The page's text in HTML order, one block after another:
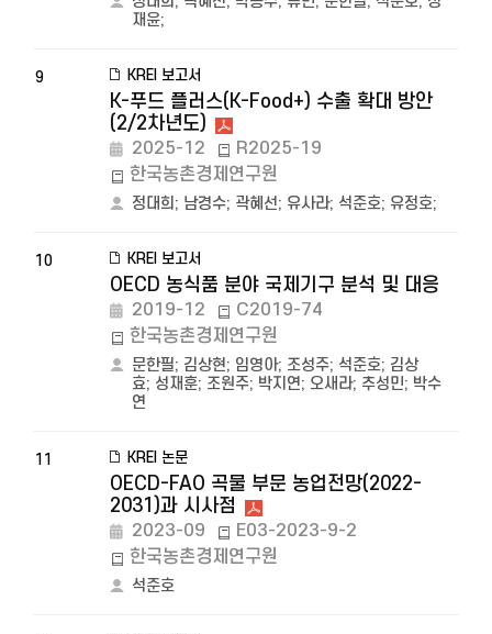
재윤;
9 KREI 보고서
K-푸드 플러스(K-Food+) 수출 확대 방안
(2/2차년도)
2025-12
R2025-19
한국농촌경제연구원
정대희 ; 남경수; 곽혜선; 유사라; 석준호; 유정호;
10 KREI 보고서
OECD 농식품 분야 국제기구 분석 및 대응
2019-12
C2019-74
한국농촌경제연구원
문한필; 김상현; 임영아; 조성주; 석준호; 김상
효; 성재훈; 조원주; 박지연; 오새라; 추성민; 박수
연
11 KREI 논문
OECD-FAO 곡물 부문 농업전망(2022-
2031)과 시사점
2023-09
E03-2023-9-2
한국농촌경제연구원
석준호